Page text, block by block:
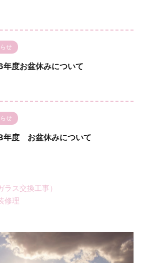
せ
年度お盆休みについて
せ
年度 お盆休みについて
ス交換工事）
修理